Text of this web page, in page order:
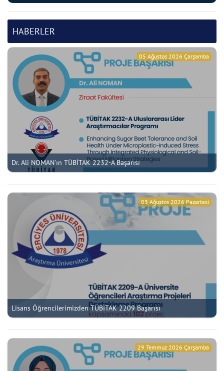
HABERLER
Dr. Ali NOMAN'ın TÜBİTAK 2232-A Başarısı
05 Ağustos 2026 Çarşamba
Lisans Öğrencilerimizden TÜBİTAK 2209 Başarısı
03 Ağustos 2026 Pazartesi
29 Temmuz 2026 Çarşamba